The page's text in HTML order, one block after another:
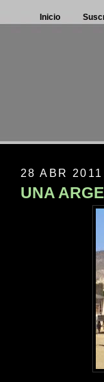
Inicio
28 ABR 2011
UNA